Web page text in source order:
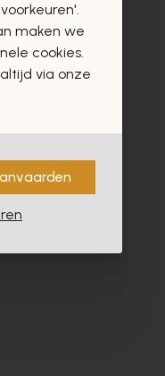
maken we
cookies.
via onze